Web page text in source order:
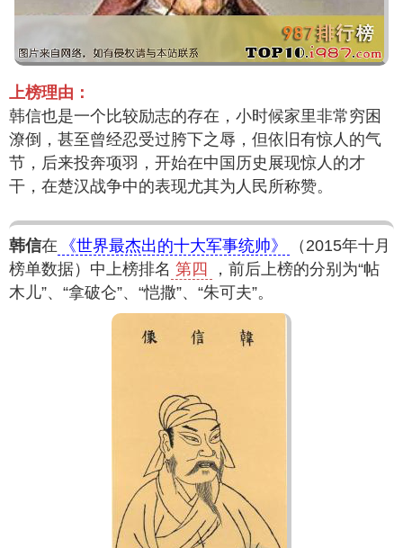
上榜理由：
韩信也是一个比较励志的存在，小时候家里非常穷困
潦倒，甚至曾经忍受过胯下之辱，但依旧有惊人的气
节，后来投奔项羽，开始在中国历史展现惊人的才
干，在楚汉战争中的表现尤其为人民所称赞。
韩信在 《世界最杰出的十大军事统帅》
（2015年十月
榜单数据）中上榜排名 第四
，前后上榜的分别为“帖
木儿”、“拿破仑”、“恺撒”、“朱可夫”。